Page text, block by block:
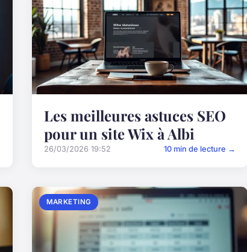
Les meilleures astuces SEO
pour un site Wix à Albi
26/03/2026 19:52 10 min de lecture →
MARKETING